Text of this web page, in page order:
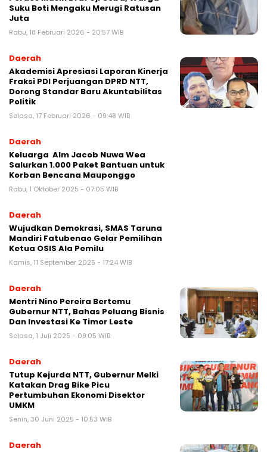
Suku Boti Mengaku Merugi Ratusan
Juta
Rabu, 18 Februari 2026 - 20:57 WIB
Daerah
Akademisi Apresiasi Laporan Kinerja
Fraksi PDI Perjuangan DPRD NTT,
Dorong Standar Baru Akuntabilitas
Politik
Selasa, 17 Februari 2026 - 09:48 WIB
Daerah
Keluarga Alm Jacob Nuwa Wea
Salurkan 1.000 Paket Bantuan untuk
Korban Bencana Mauponggo
Rabu, 1 Oktober 2025 - 07:05 WIB
Daerah
Wujudkan Demokrasi, SMAS Taruna
Mandiri Fatubenao Gelar Pemilihan
Ketua OSIS Ala Pemilu
Kamis, 11 September 2025 - 17:24 WIB
Daerah
Mentri Nino Pereira Bertemu
Gubernur NTT, Bahas Peluang Bisnis
Dan Investasi Ke Timor Leste
Selasa, 1 Juli 2025 - 09:05 WIB
Daerah
Tutup Kejurda NTT, Gubernur Melki
Katakan Drag Bike Picu
Pertumbuhan Ekonomi Disektor
UMKM
Senin, 30 Juni 2025 - 10:53 WIB
Daerah